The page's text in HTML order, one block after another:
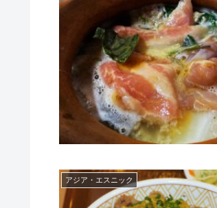
アジア・エスニック